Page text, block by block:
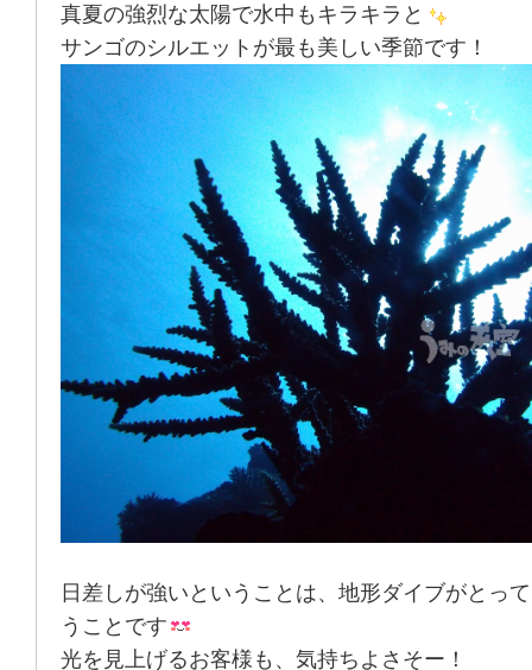
真夏の強烈な太陽で水中もキラキラと
サンゴのシルエットが最も美しい季節です！
日差しが強いということは、地形ダイブがとっ
うことです
光を見上げるお客様も、気持ちよさそー！